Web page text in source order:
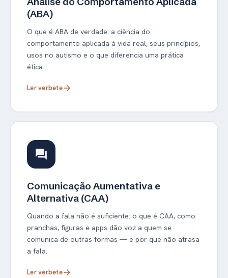
(ABA)
O que é ABA de verdade: a ciência do
comportamento aplicada à vida real, seus princípios,
usos no autismo e o que diferencia uma prática
ética.
Ler verbetearrow_forward
forum
Comunicação Aumentativa e
Alternativa (CAA)
Quando a fala não é suficiente: o que é CAA, como
pranchas, figuras e apps dão voz a quem se
comunica de outras formas — e por que não atrasa
a fala.
Ler verbetearrow_forward